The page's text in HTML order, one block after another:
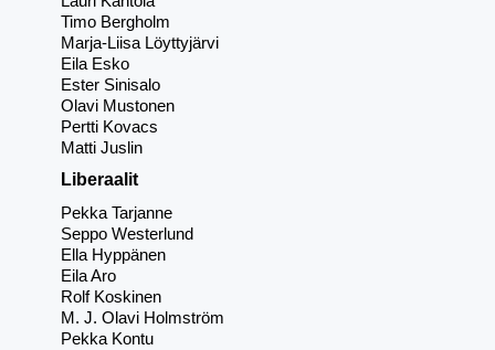
Timo Bergholm
Marja-Liisa Löyttyjärvi
Eila Esko
Ester Sinisalo
Olavi Mustonen
Pertti Kovacs
Matti Juslin
Liberaalit
Pekka Tarjanne
Seppo Westerlund
Ella Hyppänen
Eila Aro
Rolf Koskinen
M. J. Olavi Holmström
Pekka Kontu